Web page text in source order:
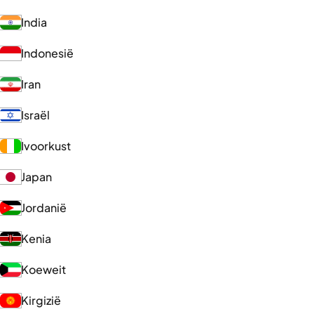
India
Indonesië
Iran
Israël
Ivoorkust
Japan
Jordanië
Kenia
Koeweit
Kirgizië